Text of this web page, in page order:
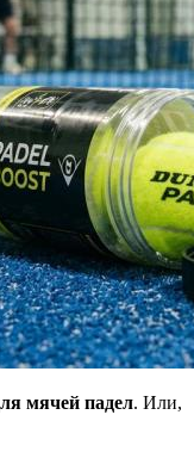
мячей падел. Или,